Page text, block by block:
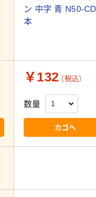
ン 中字 青 N50-
本
￥132 （税込）
数量
カゴへ